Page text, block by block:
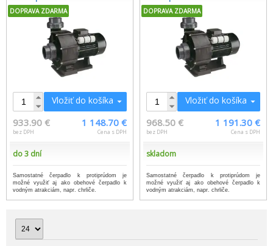
DOPRAVA ZDARMA
Vložiť do košíka
933.90 €
bez DPH
1 148.70 €
Cena s DPH
do 3 dní
Samostatné čerpadlo k protiprúdom je
možné využiť aj ako obehové čerpadlo k
vodným atrakciám, napr. chrliče.
DOPRAVA ZDARMA
Vložiť do košíka
968.50 €
bez DPH
1 191.30 €
Cena s DPH
skladom
Samostatné čerpadlo k protiprúdom je
možné využiť aj ako obehové čerpadlo k
vodným atrakciám, napr. chrliče.